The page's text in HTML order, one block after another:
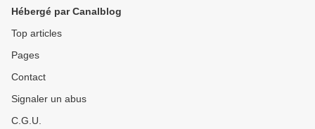
Hébergé par Canalblog
Top articles
Pages
Contact
Signaler un abus
C.G.U.